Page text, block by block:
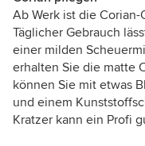
Ab Werk ist die
Täglicher Gebrauch
einer milden
erhalten Sie die matte
können Sie mit etwas
und einem
Kratzer kann ein Profi